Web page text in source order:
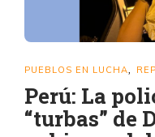
PUEBLOS EN LUCHA
Perú: La
“turbas” de